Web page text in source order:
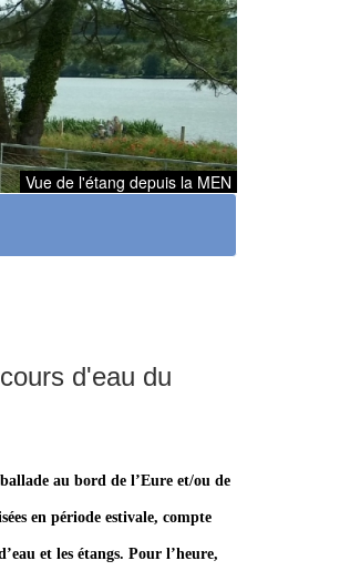
Vue de l'étang depuis la MEN
d'eau du
au bord de l’Eure et/ou de
en période estivale, compte
et les étangs. Pour l’heure,